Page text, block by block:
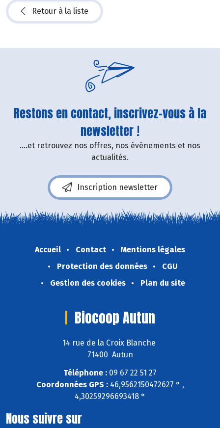
Retour à la liste
Restons en contact, inscrivez-vous à la
newsletter !
....et retrouvez nos offres, nos événements et nos
actualités.
Inscription newsletter
Accueil Contact
Mentions légales
Protection des données
CGU
Gestion des cookies
Plan du site
Biocoop Autun
14 rue de la Croix Blanche
71400 Autun
Téléphone : 09 67 22 51 27
Coordonnées GPS :46,9562150472627 ° ,
4,30259296693418 °
Nous suivre sur